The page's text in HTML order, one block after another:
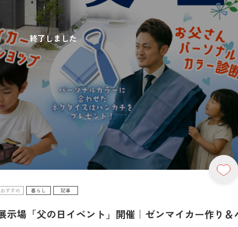
終了しました
すすめ 暮らし 記事
示場「父の日イベント」開催｜ゼンマイカー作り＆